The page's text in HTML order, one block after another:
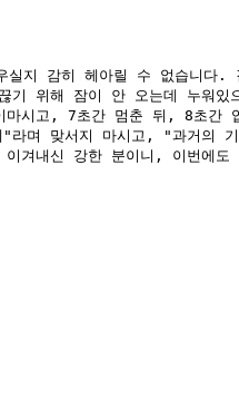
실지 감히 헤아릴 수 없습니
기 위해 잠이 안 오는데 누워
시고, 7초간 멈춘 뒤, 8초간
라며 맞서지 마시고, "과거의
겨내신 강한 분이니, 이번에